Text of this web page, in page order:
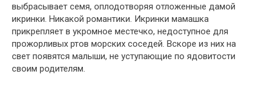
выбрасывает семя, оплодотворяя отложенные дамой
икринки. Никакой романтики. Икринки мамашка
прикрепляет в укромное местечко, недоступное для
прожорливых ртов морских соседей. Вскоре из них на
свет появятся малыши, не уступающие по ядовитости
своим родителям.